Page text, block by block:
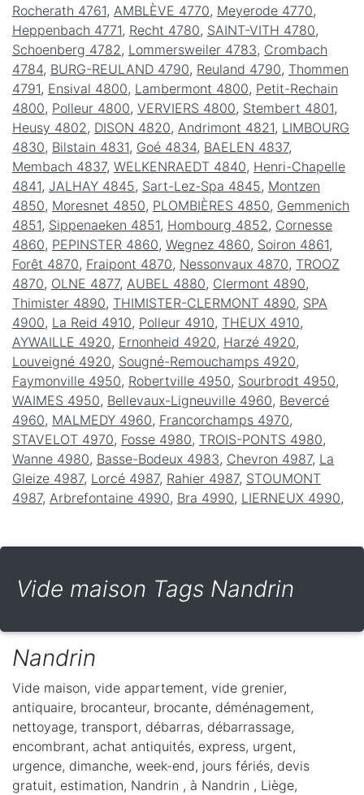
Rocherath 4761, AMBLÈVE 4770, Meyerode 4770,
Heppenbach 4771, Recht 4780, SAINT-VITH 4780,
Schoenberg 4782 , Lommersweiler 4783, Crombach
4784, BURG-REULAND 4790, Reuland 4790, Thommen
4791, Ensival 4800, Lambermont 4800, Petit-Rechain
4800, Polleur 4800, VERVIERS 4800, Stembert 4801,
Heusy 4802 , DISON 4820, Andrimont 4821, LIMBOURG
4830, Bilstain 4831, Goé 4834, BAELEN 4837,
Membach 4837, WELKENRAEDT 4840, Henri-Chapelle
4841, JALHAY 4845, Sart-Lez-Spa 4845, Montzen
4850, Moresnet 4850, PLOMBIÈRES 4850, Gemmenich
4851, Sippenaeken 4851, Hombourg 4852 , Cornesse
4860, PEPINSTER 4860, Wegnez 4860, Soiron 4861,
Forêt 4870, Fraipont 4870, Nessonvaux 4870, TROOZ
4870, OLNE 4877, AUBEL 4880, Clermont 4890,
Thimister 4890, THIMISTER-CLERMONT 4890, SPA
4900, La Reid 4910, Polleur 4910, THEUX 4910,
AYWAILLE 4920, Ernonheid 4920, Harzé 4920,
Louveigné 4920, Sougné-Remouchamps 4920,
Faymonville 4950, Robertville 4950, Sourbrodt 4950,
WAIMES 4950, Bellevaux-Ligneuville 4960, Bevercé
4960, MALMEDY 4960, Francorchamps 4970,
STAVELOT 4970, Fosse 4980, TROIS-PONTS 4980,
Wanne 4980, Basse-Bodeux 4983, Chevron 4987, La
Gleize 4987, Lorcé 4987, Rahier 4987, STOUMONT
4987, Arbrefontaine 4990, Bra 4990, LIERNEUX 4990,
Vide maison Tags Nandrin
Nandrin
Vide maison, vide appartement, vide grenier,
antiquaire, brocanteur, brocante, déménagement,
nettoyage, transport, débarras, débarrassage,
encombrant, achat antiquités, express, urgent,
urgence, dimanche, week-end, jours fériés, devis
gratuit, estimation, Nandrin , à Nandrin , Liège,